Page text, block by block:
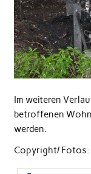
Im weiteren
betroffenen
werden.
Copyright/ Fotos: